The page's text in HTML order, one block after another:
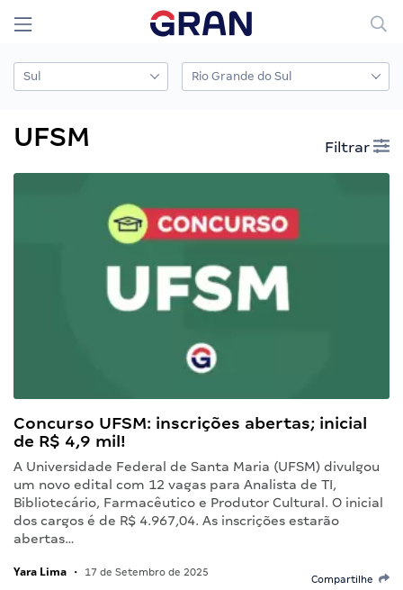
UFSM Filtrar
Concurso UFSM: inscrições abertas; inicial
de R$ 4,9 mil!
A Universidade Federal de Santa Maria (UFSM) divulgou
um novo edital com 12 vagas para Analista de TI,
Bibliotecário, Farmacêutico e Produtor Cultural. O inicial
dos cargos é de R$ 4.967,04. As inscrições estarão
abertas…
Yara Lima • 17 de Setembro de 2025
Compartilhe